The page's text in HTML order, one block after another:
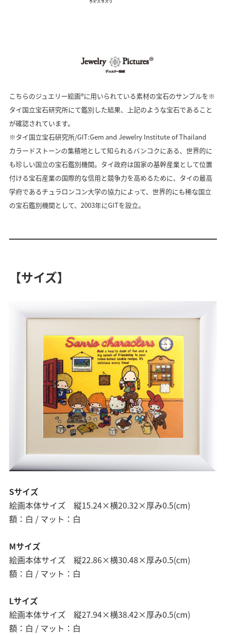
こちらのジュエリー絵画®に用いられている素材の宝石のサンプルを※
タイ国立宝石研究所にて鑑別した結果、上記のような宝石であること
が確認されています。
※タイ国立宝石研究所/GIT:Gem and Jewelry Institute of Thailand
カラードストーンの集積地として知られるバンコクにある、世界的に
も珍しい国立の宝石鑑別機関。タイ政府は国家の基幹産業として位置
付ける宝石産業の国際的な信用と競争力を高めるために、タイの最高
学府であるチュラロンコン大学の協力によって、世界的にも稀な国立
の宝石鑑別機関として、2003年にGITを設立。
【サイズ】
Sサイズ
絵画本体サイズ 縦15.24×横20.32×厚み0.5(cm)
額：白 / マット：白
Mサイズ
絵画本体サイズ 縦22.86×横30.48×厚み0.5(cm)
額：白 / マット：白
Lサイズ
絵画本体サイズ 縦27.94×横38.42×厚み0.5(cm)
額：白 / マット：白